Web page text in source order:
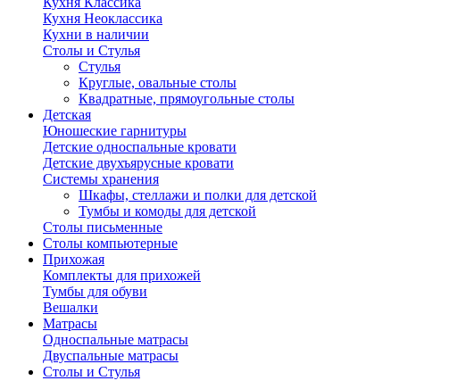
Кухня Неоклассика
Кухни в наличии
Столы и Стулья
Стулья
Круглые, овальные столы
Квадратные, прямоугольные столы
Детская
Юношеские гарнитуры
Детские односпальные кровати
Детские двухъярусные кровати
Системы хранения
Шкафы, стеллажи и полки для детской
Тумбы и комоды для детской
Столы письменные
Столы компьютерные
Прихожая
Комплекты для прихожей
Тумбы для обуви
Вешалки
Матрасы
Односпальные матрасы
Двуспальные матрасы
Столы и Стулья